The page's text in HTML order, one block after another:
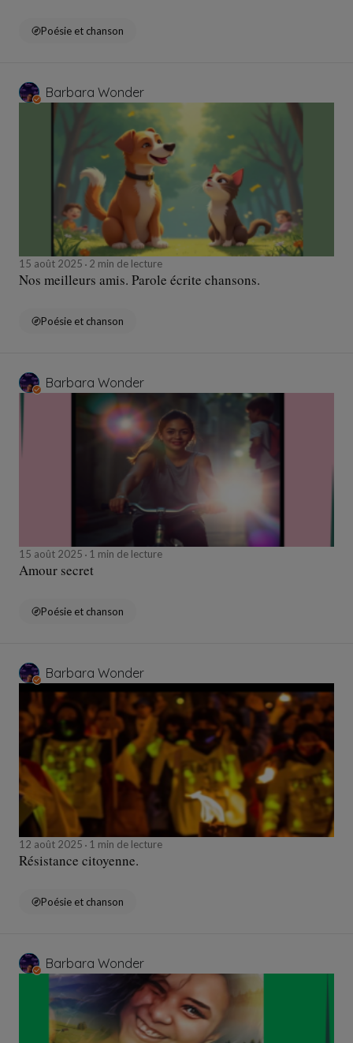
Poésie et chanson
Barbara Wonder
15 août 2025 2 min de lecture
Nos meilleurs amis. Parole écrite chansons.
Poésie et chanson
Barbara Wonder
15 août 2025 1 min de lecture
Amour secret
Poésie et chanson
Barbara Wonder
12 août 2025 1 min de lecture
Résistance citoyenne.
Poésie et chanson
Barbara Wonder